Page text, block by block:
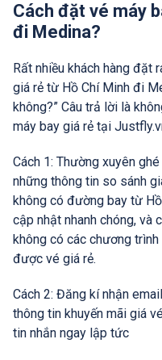
Cách đặt vé máy
đi Medina?
Rất nhiều khách hàng đặt
giá rẻ từ Hồ Chí Minh đi
không?” Câu trả lời là
máy bay giá rẻ tại
Cách 1: Thường xuyên
những thông tin so sánh
không có đường bay từ
cập nhật nhanh chóng, và
không có các chương
được vé giá rẻ.
Cách 2: Đăng kí nhận
thông tin khuyến mãi giá
tin nhắn ngay lập tức